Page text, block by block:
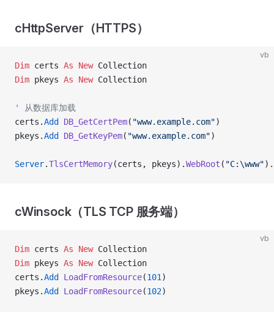
cHttpServer（HTTPS）
vb
Dim certs As New Collection
Dim pkeys As New Collection
' 从数据库加载
certs.Add DB_GetCertPem( "www.example.com")
pkeys.Add DB_GetKeyPem( "www.example.com")
Server.TlsCertMemory(certs, pkeys).WebRoot ( "C:\www"
cWinsock（TLS TCP 服务端）
vb
Dim certs As New Collection
Dim pkeys As New Collection
certs.Add LoadFromResource(101 )
pkeys.Add LoadFromResource(102)